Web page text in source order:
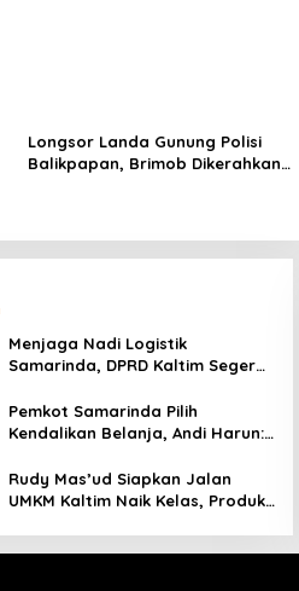
Longsor Landa Gunung Polisi
Balikpapan, Brimob Dikerahkan
Menjaga Nadi Logistik
Samarinda, DPRD Kaltim Segera
Pemkot Samarinda Pilih
Kendalikan Belanja, Andi Harun:
daripada Berutang
Rudy Mas’ud Siapkan Jalan
UMKM Kaltim Naik Kelas, Produk